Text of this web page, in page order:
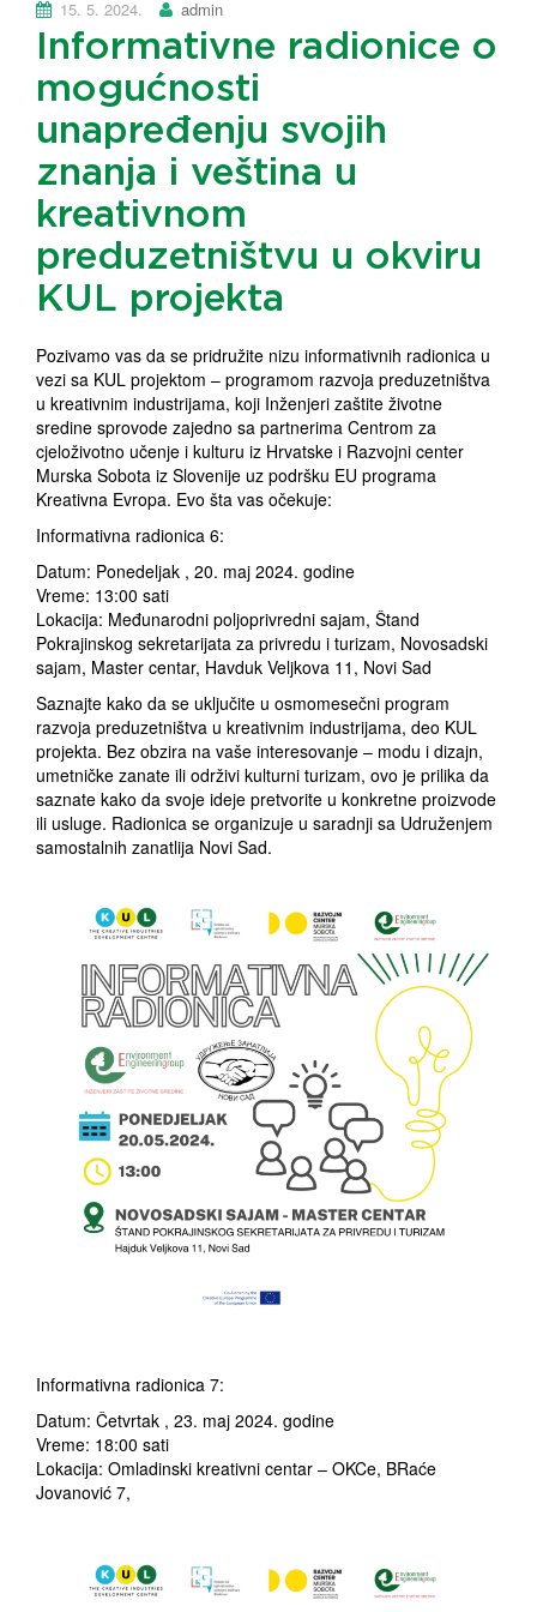
15. 5. 2024. admin
Informativne radionice o
mogućnosti
unapređenju svojih
znanja i veština u
kreativnom
preduzetništvu u okviru
KUL projekta
Pozivamo vas da se pridružite nizu informativnih radionica u
vezi sa KUL projektom – programom razvoja preduzetništva
u kreativnim industrijama, koji Inženjeri zaštite životne
sredine sprovode zajedno sa partnerima Centrom za
cjeloživotno učenje i kulturu iz Hrvatske i Razvojni center
Murska Sobota iz Slovenije uz podršku EU programa
Kreativna Evropa. Evo šta vas očekuje:
Informativna radionica 6:
Datum: Ponedeljak , 20. maj 2024. godine
Vreme: 13:00 sati
Lokacija: Međunarodni poljoprivredni sajam, Štand
Pokrajinskog sekretarijata za privredu i turizam, Novosadski
sajam, Master centar, Havduk Veljkova 11, Novi Sad
Saznajte kako da se uključite u osmomesečni program
razvoja preduzetništva u kreativnim industrijama, deo KUL
projekta. Bez obzira na vaše interesovanje – modu i dizajn,
umetničke zanate ili održivi kulturni turizam, ovo je prilika da
saznate kako da svoje ideje pretvorite u konkretne proizvode
ili usluge. Radionica se organizuje u saradnji sa Udruženjem
samostalnih zanatlija Novi Sad.
Informativna radionica 7:
Datum: Četvrtak , 23. maj 2024. godine
Vreme: 18:00 sati
Lokacija: Omladinski kreativni centar – OKCe, BRaće
Jovanović 7,